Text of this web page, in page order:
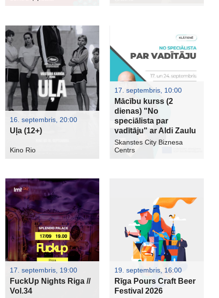
16. septembris, 20:00
Uļa (12+)
Kino Rio
17. septembris, 10:00
Mācību kurss (2
dienas) "No
speciālista par
vadītāju" ar Aldi Zaulu
Skanstes City Biznesa
Centrs
17. septembris, 19:00
FuckUp Nights Riga //
Vol.34
19. septembris, 16:00
Rīga Pours Craft Beer
Festival 2026